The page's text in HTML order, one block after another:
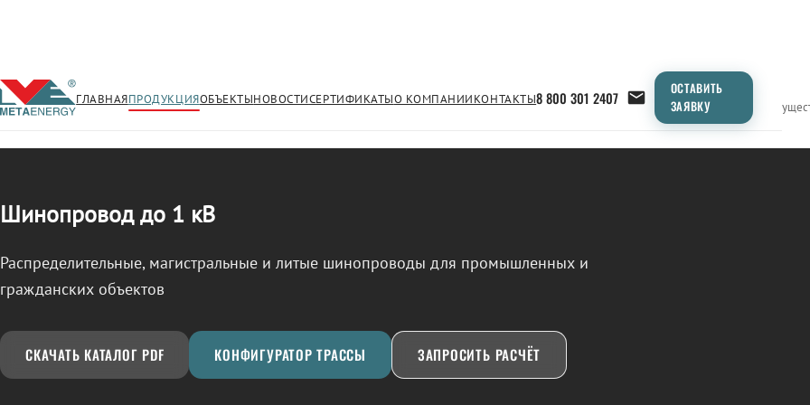
ГЛАВНАЯПРОДУКЦИЯОБЪЕКТЫНОВОСТИСЕРТИФИКАТЫО КОМПАНИИКОНТАКТЫ8 800 301 2407
ОСТАВИТЬ
ЗАЯВКУ
← Продукция/ШИНОПРОВОД Применение Продукция ТипоразмерыСравнение
Шинопровод до 1 кВ
Распределительные, магистральные и литые шинопроводы для промышленных и
гражданских объектов
СКАЧАТЬ КАТАЛОГ PDF КОНФИГУРАТОР ТРАССЫ ЗАПРОСИТЬ РАСЧЁТ